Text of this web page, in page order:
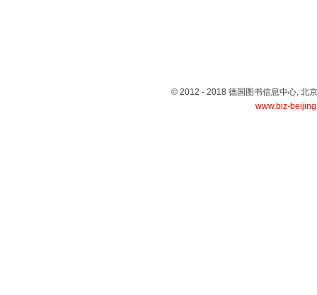
© 2012 - 2018 德国图书信息中心, 北
www.biz-